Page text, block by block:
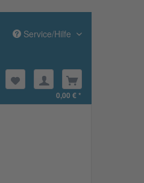
Service/Hilfe
0,00 € *